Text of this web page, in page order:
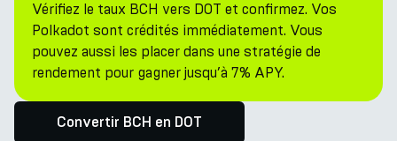
Vérifiez le taux BCH vers DOT et confirmez. Vos
Polkadot sont crédités immédiatement. Vous
pouvez aussi les placer dans une stratégie de
rendement pour gagner jusqu’à 7% APY.
Convertir BCH en DOT